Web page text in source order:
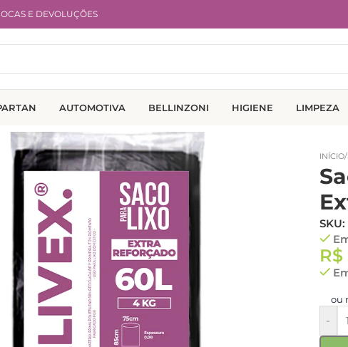
E DEVOLUÇÕES
AUTOMOTIVA BELLINZONI HIGIENE LIMPEZA
INÍCIO/
SKU:
R$
ou
-